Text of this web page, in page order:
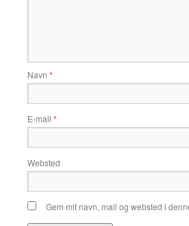
Navn *
E-mail *
Websted
Gem mit navn, mail og websted i